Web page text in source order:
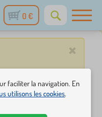
0 €
×
faciliter la navigation. En
utilisons les cookies.